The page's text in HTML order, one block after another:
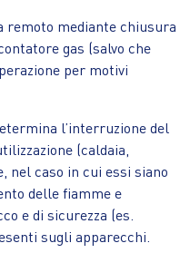
remoto mediante chiusura
gas (salvo che
per motivi
l’interruzione del
(caldaia,
nel caso in cui essi siano
delle fiamme e
e di sicurezza (es.
sugli apparecchi.